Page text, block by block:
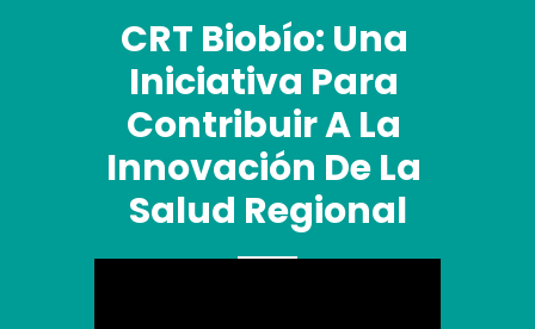
CRT Biobío: Una
Iniciativa Para
Contribuir A La
Innovación De La
Salud Regional